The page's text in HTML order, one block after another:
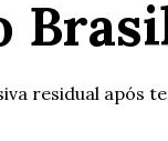
residual após